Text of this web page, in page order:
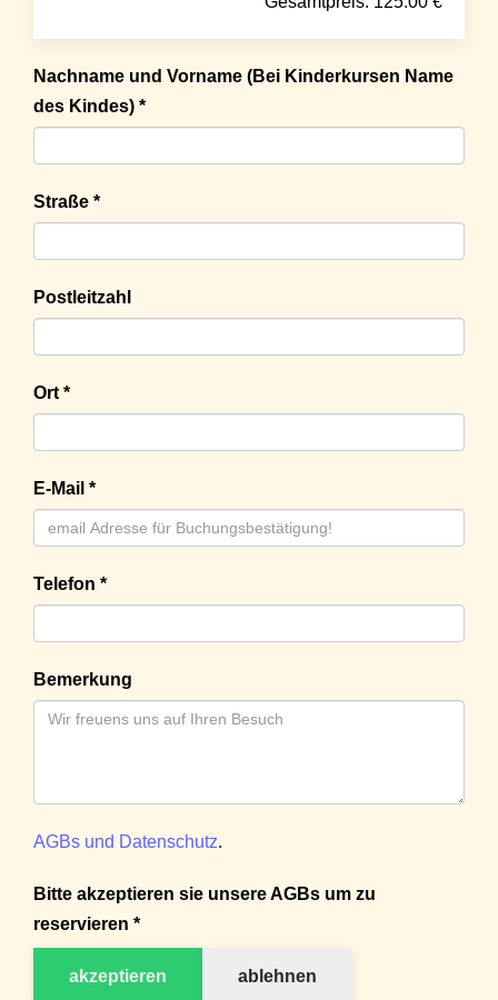
Nachname und Vorname (Bei Kinderkursen Name
des Kindes) *
Straße *
Postleitzahl
Ort *
E-Mail *
Telefon *
Bemerkung
AGBs und Datenschutz.
Bitte akzeptieren sie unsere AGBs um zu
reservieren *
akzeptieren ablehnen